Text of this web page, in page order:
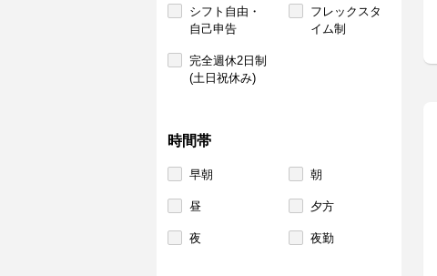
シフト自由・
自己申告
フレックスタ
イム制
完全週休2日制
(土日祝休み)
時間帯
早朝 朝
昼 夕方
夜 夜勤